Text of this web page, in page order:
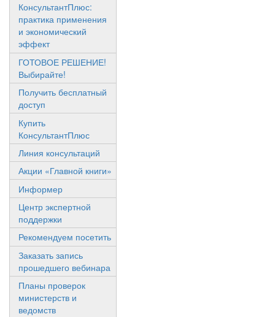
КонсультантПлюс:
практика применения
и экономический
эффект
ГОТОВОЕ РЕШЕНИЕ!
Выбирайте!
Получить бесплатный
доступ
Купить
КонсультантПлюс
Линия консультаций
Акции «Главной книги»
Информер
Центр экспертной
поддержки
Рекомендуем посетить
Заказать запись
прошедшего вебинара
Планы проверок
министерств и
ведомств